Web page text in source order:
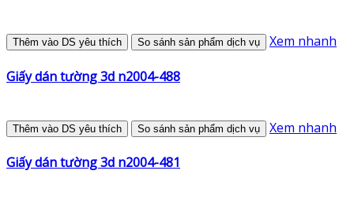
Thêm vào DS yêu thích So sánh sản phẩm dịch vụ Xem nhanh
Giấy dán tường 3d n2004-488
Thêm vào DS yêu thích So sánh sản phẩm dịch vụ Xem nhanh
Giấy dán tường 3d n2004-481